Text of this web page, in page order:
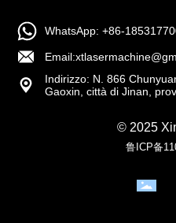
WhatsApp: +86-
Indirizzo: N. 866
Gaoxin, città di Jinan,
© 2025
鲁ICP备